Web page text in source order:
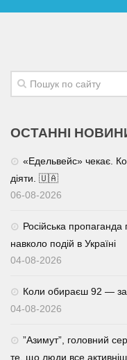
ОСТАННІ
«Едельвейс» чекає.
діяти. 🇺🇦
06-08-2026
Російська пропаганда
навколо подій в Україні
04-08-2026
Коли обираєш 92 —
04-08-2026
⁨”Азимут”, головний
те, що люди все